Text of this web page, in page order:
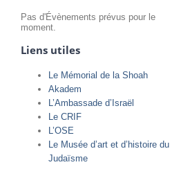
Pas d'Évènements prévus pour le
moment.
Liens utiles
Le Mémorial de la Shoah
Akadem
L’Ambassade d’Israël
Le CRIF
L’OSE
Le Musée d’art et d’histoire du
Judaïsme